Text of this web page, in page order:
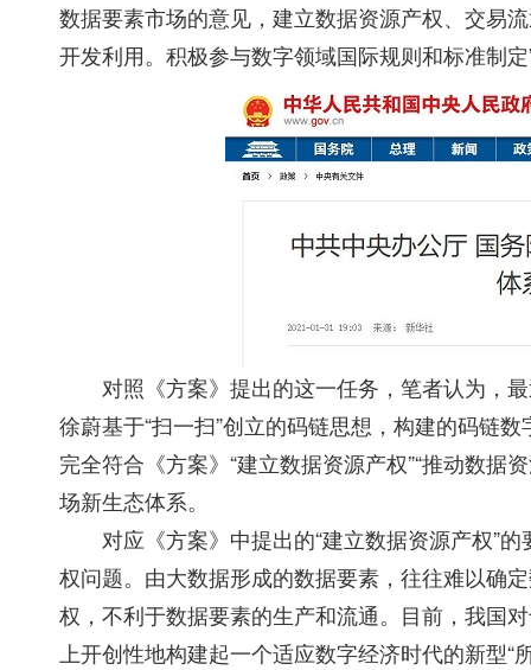
数据要素市场的意见，建立数据资源产权、交易
开发利用。积极参与数字领域国际规则和标准制
对照《方案》提出的这一任务，笔者认为，最
徐蔚基于“扫一扫”创立的码链思想，构建的码链
完全符合《方案》“建立数据资源产权”“推动数据
场新生态体系。
对应《方案》中提出的“建立数据资源产权”的
权问题。由大数据形成的数据要素，往往难以确
权，不利于数据要素的生产和流通。目前，我国
上开创性地构建起一个适应数字经济时代的新型